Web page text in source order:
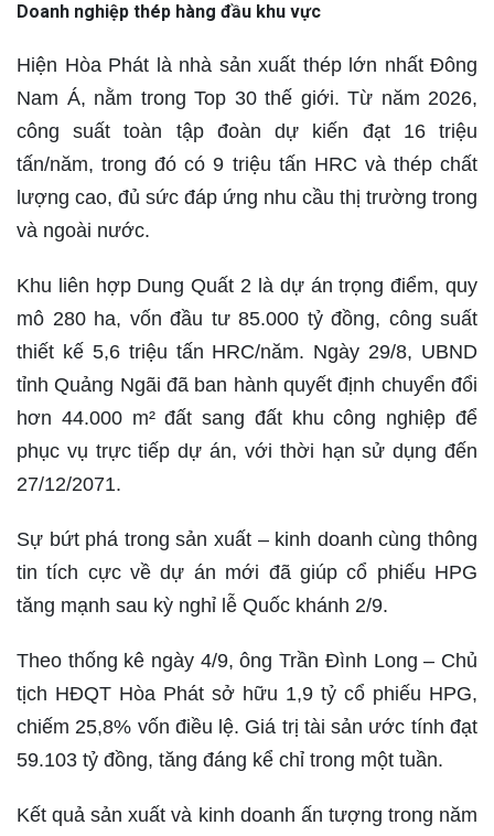
Doanh nghiệp thép hàng đầu khu vực
Hiện Hòa Phát là nhà sản xuất thép lớn nhất Đông
Nam Á, nằm trong Top 30 thế giới. Từ năm 2026,
công suất toàn tập đoàn dự kiến đạt 16 triệu
tấn/năm, trong đó có 9 triệu tấn HRC và thép chất
lượng cao, đủ sức đáp ứng nhu cầu thị trường trong
và ngoài nước.
Khu liên hợp Dung Quất 2 là dự án trọng điểm, quy
mô 280 ha, vốn đầu tư 85.000 tỷ đồng, công suất
thiết kế 5,6 triệu tấn HRC/năm. Ngày 29/8, UBND
tỉnh Quảng Ngãi đã ban hành quyết định chuyển đổi
hơn 44.000 m² đất sang đất khu công nghiệp để
phục vụ trực tiếp dự án, với thời hạn sử dụng đến
27/12/2071.
Sự bứt phá trong sản xuất – kinh doanh cùng thông
tin tích cực về dự án mới đã giúp cổ phiếu HPG
tăng mạnh sau kỳ nghỉ lễ Quốc khánh 2/9.
Theo thống kê ngày 4/9, ông Trần Đình Long – Chủ
tịch HĐQT Hòa Phát sở hữu 1,9 tỷ cổ phiếu HPG,
chiếm 25,8% vốn điều lệ. Giá trị tài sản ước tính đạt
59.103 tỷ đồng, tăng đáng kể chỉ trong một tuần.
Kết quả sản xuất và kinh doanh ấn tượng trong năm